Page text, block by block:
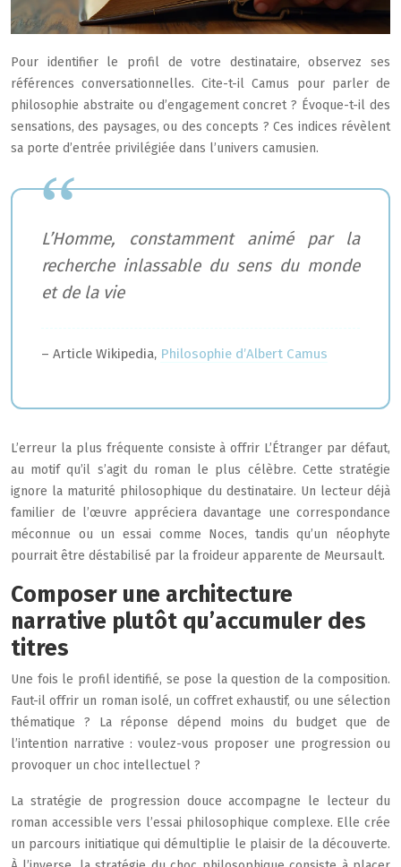
Pour identifier le profil de votre destinataire, observez ses
références conversationnelles. Cite-t-il Camus pour parler de
philosophie abstraite ou d’engagement concret ? Évoque-t-il des
sensations, des paysages, ou des concepts ? Ces indices révèlent
sa porte d’entrée privilégiée dans l’univers camusien.
L’Homme, constamment animé par la
recherche inlassable du sens du monde
et de la vie
– Article Wikipedia, Philosophie d’Albert Camus
L’erreur la plus fréquente consiste à offrir L’Étranger par défaut,
au motif qu’il s’agit du roman le plus célèbre. Cette stratégie
ignore la maturité philosophique du destinataire. Un lecteur déjà
familier de l’œuvre appréciera davantage une correspondance
méconnue ou un essai comme Noces, tandis qu’un néophyte
pourrait être déstabilisé par la froideur apparente de Meursault.
Composer une architecture
narrative plutôt qu’accumuler des
titres
Une fois le profil identifié, se pose la question de la composition.
Faut-il offrir un roman isolé, un coffret exhaustif, ou une sélection
thématique ? La réponse dépend moins du budget que de
l’intention narrative : voulez-vous proposer une progression ou
provoquer un choc intellectuel ?
La stratégie de progression douce accompagne le lecteur du
roman accessible vers l’essai philosophique complexe. Elle crée
un parcours initiatique qui démultiplie le plaisir de la découverte.